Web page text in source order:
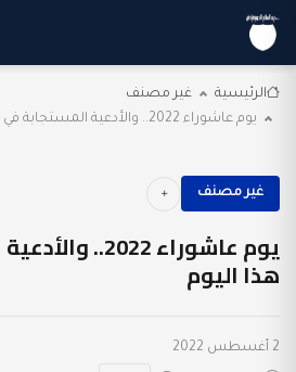
الرئيسية
غير مصنف
يوم عاشوراء 2022.. والأدعية المستجابة في هذا اليوم
غير مصنف
يوم عاشوراء
هذا اليوم
2 أغسطس 2022